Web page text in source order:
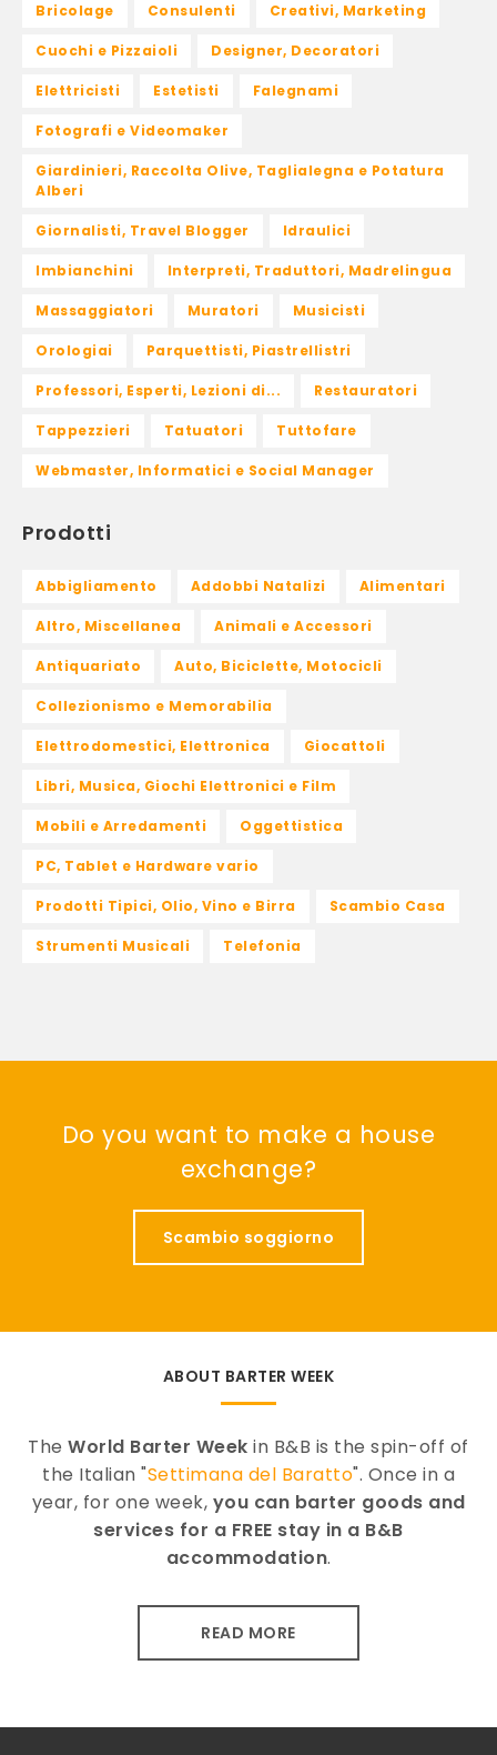
Bricolage Consulenti Creativi, Marketing
Cuochi e Pizzaioli Designer, Decoratori
Elettricisti Estetisti Falegnami
Fotografi e Videomaker
Giardinieri, Raccolta Olive, Taglialegna e Potatura
Alberi
Giornalisti, Travel Blogger Idraulici
Imbianchini Interpreti, Traduttori, Madrelingua
Massaggiatori Muratori Musicisti
Orologiai Parquettisti, Piastrellistri
Professori, Esperti, Lezioni di... Restauratori
Tappezzieri Tatuatori Tuttofare
Webmaster, Informatici e Social Manager
Prodotti
Abbigliamento Addobbi Natalizi Alimentari
Altro, Miscellanea Animali e Accessori
Antiquariato Auto, Biciclette, Motocicli
Collezionismo e Memorabilia
Elettrodomestici, Elettronica Giocattoli
Libri, Musica, Giochi Elettronici e Film
Mobili e Arredamenti Oggettistica
PC, Tablet e Hardware vario
Prodotti Tipici, Olio, Vino e Birra Scambio Casa
Strumenti Musicali Telefonia
Do you want to make a house
exchange?
Scambio soggiorno
ABOUT BARTER WEEK
TheWorld Barter Week in B&B is the spin-off of
the Italian "Settimana del Baratto". Once in a
year, for one week, you can barter goods and
services for a FREE stay in a B&B
accommodation.
READ MORE